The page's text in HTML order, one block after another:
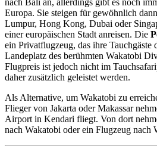
nach Bali an, allerdings gibt es noch
Europa. Sie steigen für gewöhnlich
Lumpur, Hong Kong, Dubai oder
einer europäischen Stadt anreisen. Die
ein Privatflugzeug, das ihre Tauchgäste
Landeplatz des berühmten Wakatobi
Flugpreis ist jedoch nicht im
daher zusätzlich geleistet werden.
Als Alternative, um Wakatobi zu
Flieger von Jakarta oder Makassar
Airport in Kendari fliegt. Von dort
nach Wakatobi oder ein Flugzeug nach